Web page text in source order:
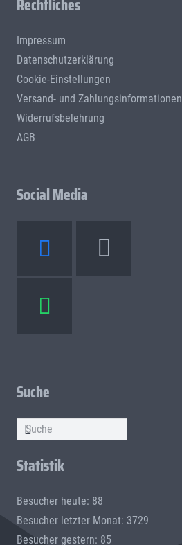
Rechtliches
Impressum
Datenschutzerklärung
Cookie-Einstellungen
Versand- und Zahlungsinformationen
Widerrufsbelehrung
AGB
Social Media
Suche
Statistik
Besucher heute: 88
Besucher letzter Monat: 3729
Besucher gestern: 85